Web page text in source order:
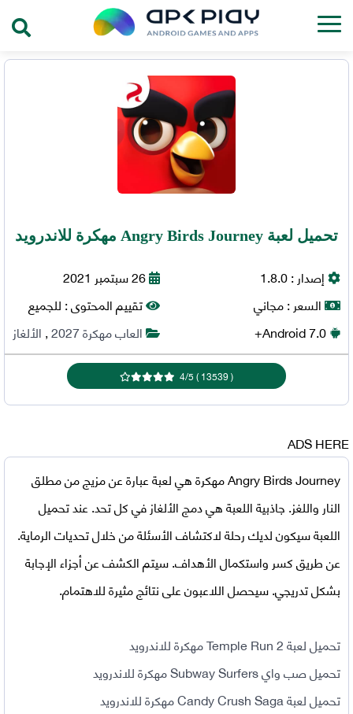
تحميل لعبة Angry Birds Journey مهكرة للاندرويد
إصدار :1.8.0
السعر :مجاني
Android7.0+
26 سبتمبر 2021
تقييم المحتوى :للجميع
العاب مهكرة 2027
,الألغاز
(
13539
)
4/5
ADS HERE
Angry Birds Journey مهكرة
هي لعبة عبارة عن مزيج من مطلق
النار واللغز. جاذبية اللعبة هي دمج الألغاز في كل تحد. عند تحميل
اللعبة سيكون لديك رحلة لاكتشاف الأسئلة من خلال تحديات الرماية.
عن طريق كسر واستكمال الأهداف. سيتم الكشف عن أجزاء الإجابة
بشكل تدريجي. سيحصل اللاعبون على نتائج مثيرة للاهتمام.
تحميل لعبة Temple Run 2 مهكرة للاندرويد
تحميل صب واي Subway Surfers مهكرة للاندرويد
تحميل لعبة Candy Crush Saga مهكرة للاندرويد